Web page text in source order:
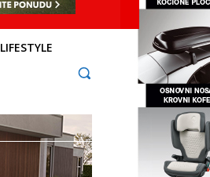
LIFESTYLE